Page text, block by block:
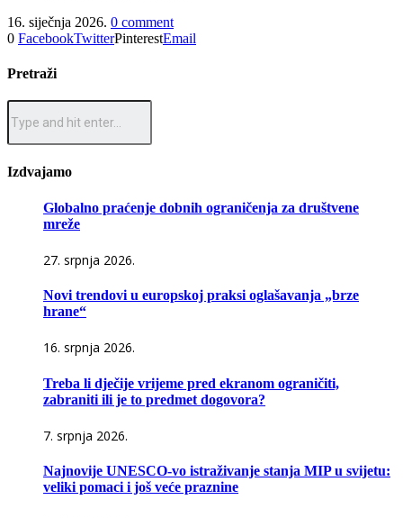
16. siječnja 2026. 0 comment
0 FacebookTwitterPinterestEmail
Pretraži
Izdvajamo
Globalno praćenje dobnih ograničenja za društvene
mreže
27. srpnja 2026.
Novi trendovi u europskoj praksi oglašavanja „brze
hrane“
16. srpnja 2026.
Treba li dječije vrijeme pred ekranom ograničiti,
zabraniti ili je to predmet dogovora?
7. srpnja 2026.
Najnovije UNESCO-vo istraživanje stanja MIP u svijetu:
veliki pomaci i još veće praznine